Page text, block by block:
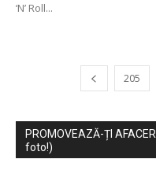
‘N’ Roll...
205
PROMOVEAZĂ-ȚI
foto!)